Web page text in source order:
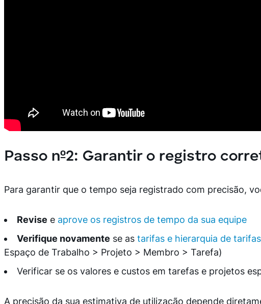
Passo nº2: Garantir o registro
Para garantir que o tempo seja registrado com precisão,
Revise e aprove os registros de tempo da sua equipe
Verifique novamente se as tarifas e hierarquia de
Espaço de Trabalho > Projeto > Membro > Tarefa)
Verificar se os valores e custos em tarefas e projetos
A precisão da sua estimativa de utilização depende